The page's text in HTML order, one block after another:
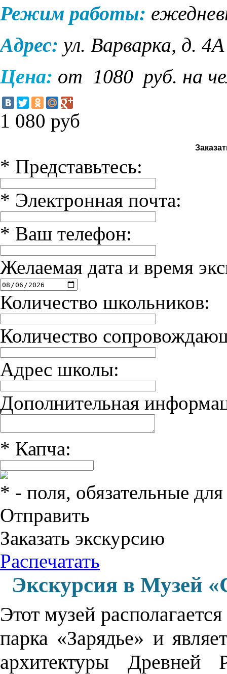
Режим работы:
Адрес: ул. Варварка, д. 4А
Цена: от 1080 руб. на
1 080 руб
* Представьтесь:
* Электронная почта:
* Ваш телефон:
Желаемая дата и время
Количество школьников:
Количество
Адрес школы:
Дополнительная
* Капча:
* - поля, обязательные
Отправить
Заказать экскурсию
Распечатать
Экскурсия в Музей
Этот музей
парка «Зарядье» и
архитектуры Древней